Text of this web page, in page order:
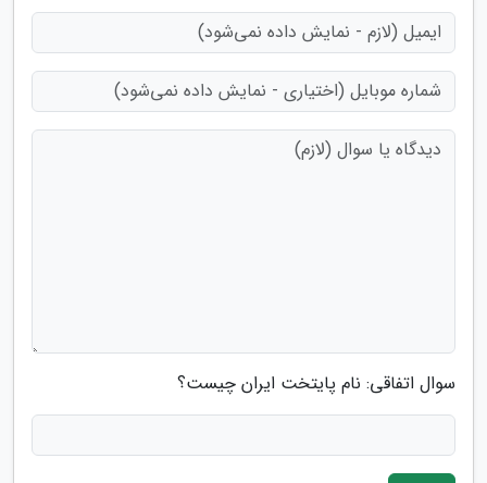
سوال اتفاقی: نام پایتخت ایران چیست؟